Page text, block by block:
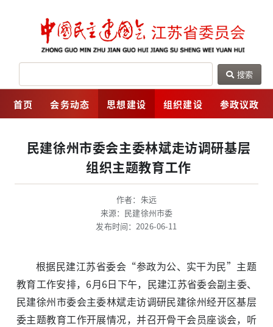
网
搜索
首页 会务动态 思想建设 组织建设 参政议政
民建徐州市委会主委林斌走访调研基层
组织主题教育工作
作者：朱远
来源：民建徐州市委
发布时间：2026-06-11
根据民建江苏省委会“参政为公、实干为民”主题
教育工作安排，6月6日下午，民建江苏省委会副主委、
民建徐州市委会主委林斌走访调研民建徐州经开区基层
委主题教育工作开展情况，并召开骨干会员座谈会，听